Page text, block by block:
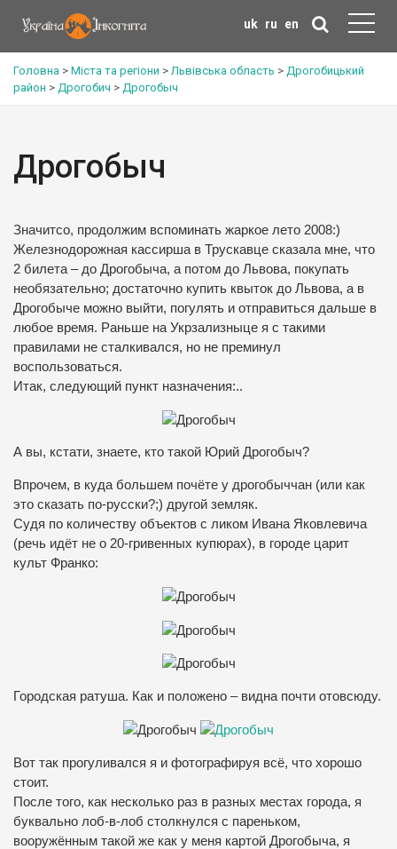
uk ru en
Головна > Міста та регіони >Львівська область > Дрогобицький
район > Дрогобич > Дрогобыч
Дрогобыч
Значитсо, продолжим вспоминать жаркое лето 2008:)
Железнодорожная кассирша в Трускавце сказала мне, что
2 билета – до Дрогобыча, а потом до Львова, покупать
необязательно; достаточно купить квыток до Львова, а в
Дрогобыче можно выйти, погулять и отправиться дальше в
любое время. Раньше на Укрзализныце я с такими
правилами не сталкивался, но не преминул
воспользоваться.
Итак, следующий пункт назначения:..
А вы, кстати, знаете, кто такой Юрий Дрогобыч?
Впрочем, в куда большем почёте у дрогобыччан (или как
это сказать по-русски?;) другой земляк.
Судя по количеству объектов с ликом Ивана Яковлевича
(речь идёт не о 20-гривенных купюрах), в городе царит
культ Франко:
Городская ратуша. Как и положено – видна почти отовсюду.
Вот так прогуливался я и фотографируя всё, что хорошо
стоит.
После того, как несколько раз в разных местах города, я
буквально лоб-в-лоб столкнулся с пареньком,
вооружённым такой же как у меня картой Дрогобыча, я